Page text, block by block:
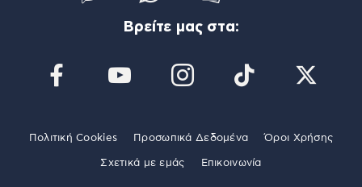
Βρείτε μας στα:
Πολιτική Cookies Προσωπικά Δεδομένα Όροι Χρήσης
Σχετικά με εμάς Επικοινωνία